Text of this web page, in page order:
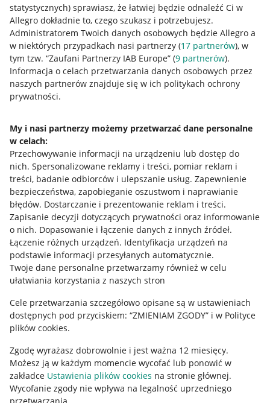
statystycznych) sprawiasz, że łatwiej będzie odnaleźć Ci w
Allegro dokładnie to, czego szukasz i potrzebujesz.
Administratorem Twoich danych osobowych będzie Allegro a
w niektórych przypadkach nasi partnerzy (17 partnerów), w
tym tzw. “Zaufani Partnerzy IAB Europe” (9 partnerów).
Informacja o celach przetwarzania danych osobowych przez
naszych partnerów znajduje się w ich politykach ochrony
prywatności.
My i nasi partnerzy możemy przetwarzać dane personalne
w celach:
Przechowywanie informacji na urządzeniu lub dostęp do
nich. Spersonalizowane reklamy i treści, pomiar reklam i
treści, badanie odbiorców i ulepszanie usług. Zapewnienie
bezpieczeństwa, zapobieganie oszustwom i naprawianie
błędów. Dostarczanie i prezentowanie reklam i treści.
Zapisanie decyzji dotyczących prywatności oraz informowanie
o nich. Dopasowanie i łączenie danych z innych źródeł.
Łączenie różnych urządzeń. Identyfikacja urządzeń na
podstawie informacji przesyłanych automatycznie.
Twoje dane personalne przetwarzamy również w celu
ułatwiania korzystania z naszych stron
Cele przetwarzania szczegółowo opisane są w ustawieniach
dostępnych pod przyciskiem: “ZMIENIAM ZGODY” i w Polityce
plików cookies.
Zgodę wyrażasz dobrowolnie i jest ważna 12 miesięcy.
Możesz ją w każdym momencie wycofać lub ponowić w
zakładce Ustawienia plików cookies na stronie głównej.
Wycofanie zgody nie wpływa na legalność uprzedniego
Allegro Gadane dla sprzedających
Allegro Gadane dla kupujących
Mapa miejscowości
Informacje prawne
Polityka plików "cookies"
Ustawienia plików "cookies"
Udostępnianie lokalizacji
Informacje dla Aktu o Usługach Cyfrowych
Pobierz aplikację
Korzystanie z serwisu oznacza akceptacjęregulaminu.